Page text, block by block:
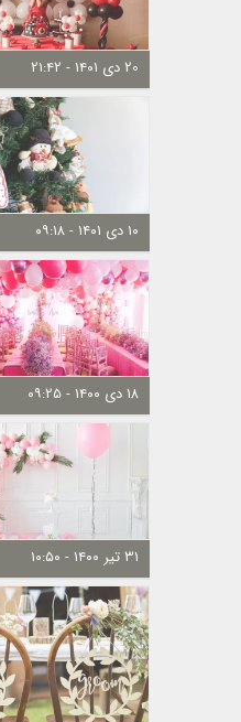
۲۰ دی ۱۴۰۱ - ۲۱:۴۲
۱۰ دی ۱۴۰۱ - ۰۹:۱۸
۱۸ دی ۱۴۰۰ - ۰۹:۲۵
۳۱ تیر ۱۴۰۰ - ۱۰:۵۰